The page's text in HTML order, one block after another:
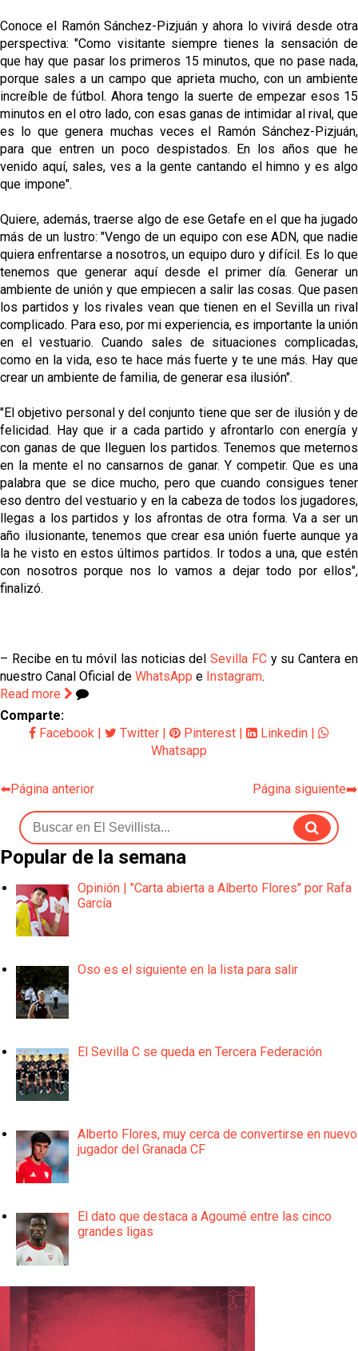
Conoce el Ramón Sánchez-Pizjuán y ahora lo vivirá desde otra
perspectiva: "Como visitante siempre tienes la sensación de
que hay que pasar los primeros 15 minutos, que no pase nada,
porque sales a un campo que aprieta mucho, con un ambiente
increíble de fútbol. Ahora tengo la suerte de empezar esos 15
minutos en el otro lado, con esas ganas de intimidar al rival, que
es lo que genera muchas veces el Ramón Sánchez-Pizjuán,
para que entren un poco despistados. En los años que he
venido aquí, sales, ves a la gente cantando el himno y es algo
que impone".
Quiere, además, traerse algo de ese Getafe en el que ha jugado
más de un lustro: "Vengo de un equipo con ese ADN, que nadie
quiera enfrentarse a nosotros, un equipo duro y difícil. Es lo que
tenemos que generar aquí desde el primer día. Generar un
ambiente de unión y que empiecen a salir las cosas. Que pasen
los partidos y los rivales vean que tienen en el Sevilla un rival
complicado. Para eso, por mi experiencia, es importante la unión
en el vestuario. Cuando sales de situaciones complicadas,
como en la vida, eso te hace más fuerte y te une más. Hay que
crear un ambiente de familia, de generar esa ilusión".
"El objetivo personal y del conjunto tiene que ser de ilusión y de
felicidad. Hay que ir a cada partido y afrontarlo con energía y
con ganas de que lleguen los partidos. Tenemos que meternos
en la mente el no cansarnos de ganar. Y competir. Que es una
palabra que se dice mucho, pero que cuando consigues tener
eso dentro del vestuario y en la cabeza de todos los jugadores,
llegas a los partidos y los afrontas de otra forma. Va a ser un
año ilusionante, tenemos que crear esa unión fuerte aunque ya
la he visto en estos últimos partidos. Ir todos a una, que estén
con nosotros porque nos lo vamos a dejar todo por ellos",
finalizó.
– Recibe en tu móvil las noticias delSevilla FCy su Cantera en
nuestro Canal Oficial de WhatsApp e Instagram.
Read more
Comparte:
Facebook
Twitter Pinterest Linkedin
Whatsapp
⬅️Página anterior Página siguiente➡️
Popular de la semana
Opinión | "Carta abierta a Alberto Flores" por Rafa
García
Oso es el siguiente en la lista para salir
El Sevilla C se queda en Tercera Federación
Alberto Flores, muy cerca de convertirse en nuevo
jugador del Granada CF
El dato que destaca a Agoumé entre las cinco
grandes ligas